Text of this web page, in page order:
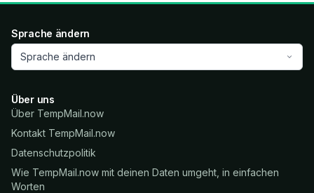
Sprache ändern
Sprache ändern
Über uns
Über TempMail.now
Kontakt TempMail.now
Datenschutzpolitik
Wie TempMail.now mit deinen Daten umgeht, in einfachen
Worten